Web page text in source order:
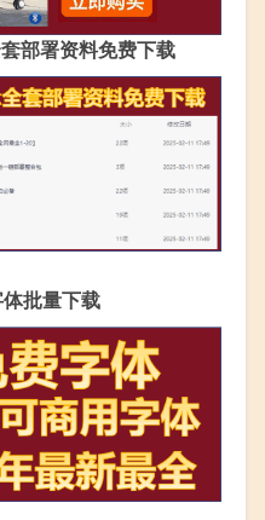
部署资料免费下载
批量下载